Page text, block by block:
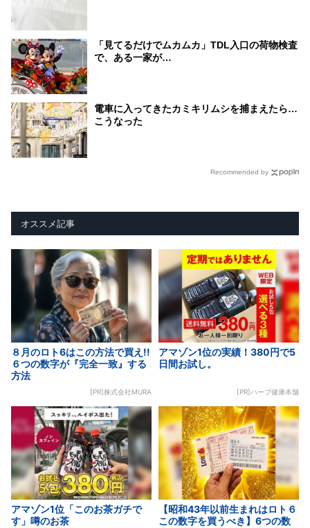
「見てるだけでムカムカ」TDL入口の荷物検査
で、ある一家が…
電車に入ってきたカミキリムシを捕まえたら…
こうなった
Recommended by
オススメ記事
８月のロト6はこの方法で買え!!
６つの数字が『完全一致』する
方法
[PR]株式会社MURA
アマゾン1位の実績！380円で5
日間お試し。
[PR]ハーブ健康本舗
アマゾン1位「このお茶ガチで
す」噂のお茶
【昭和43年以前生まれはロト６
この数字を買うべき】6つの数